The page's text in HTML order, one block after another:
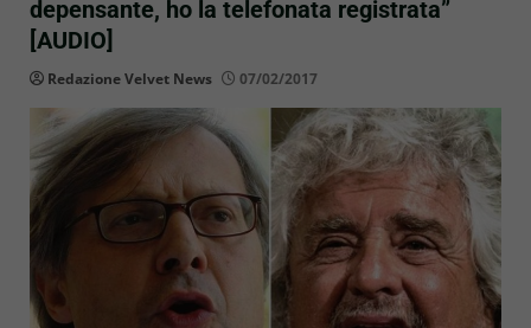
depensante, ho la telefonata registrata”
[AUDIO]
Redazione Velvet News 07/02/2017